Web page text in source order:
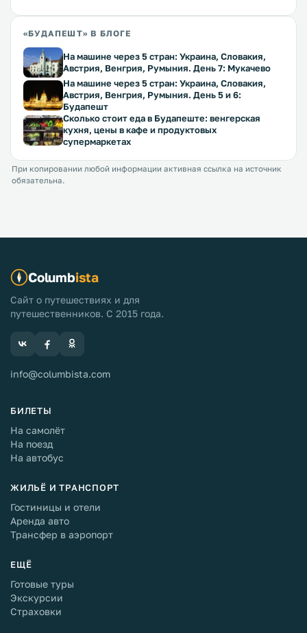
«БУДАПЕШТ» В БЛОГЕ
На машине через 5 стран: Украина, Словакия,
Австрия, Венгрия, Румыния. День 7: Мукачево
На машине через 5 стран: Украина, Словакия,
Австрия, Венгрия, Румыния. День 5 и 6:
Будапешт
Сколько стоит еда в Будапеште: венгерская
кухня, цены в кафе и продуктовых
супермаркетах
При копировании любой информации активная ссылка на источник
обязательна.
Columbista
Сайт о путешествиях и для
путешественников. С 2015 года.
info@columbista.com
БИЛЕТЫ
На самолёт
На поезд
На автобус
ЖИЛЬЁ И ТРАНСПОРТ
Гостиницы и отели
Аренда авто
Трансфер в аэропорт
ЕЩЁ
Готовые туры
Экскурсии
Страховки